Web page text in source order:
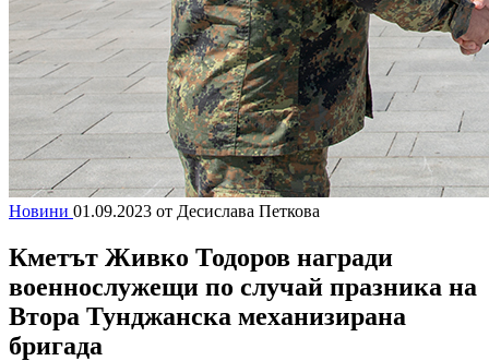
Новини 01.09.2023 от Десислава Петкова
Кметът Живко Тодоров награди
военнослужещи по случай празника на
Втора Тунджанска механизирана
бригада